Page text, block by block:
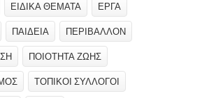
ΕΙΔΙΚΑ ΘΕΜΑΤΑ ΕΡΓΑ
ΠΑΙΔΕΙΑ ΠΕΡΙΒΑΛΛΟΝ
ΠΟΙΟΤΗΤΑ ΖΩΗΣ
ΤΟΠΙΚΟΙ ΣΥΛΛΟΓΟΙ